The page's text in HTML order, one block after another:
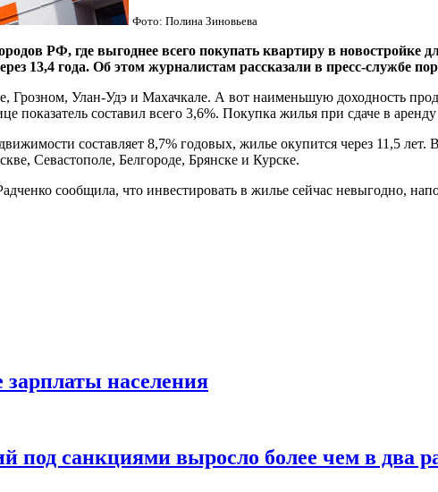
Фото: Полина Зиновьева
РФ, где выгоднее всего покупать квартиру в новостройке
13,4 года. Об этом журналистам рассказали в пресс-службе
Грозном, Улан-Удэ и Махачкале. А вот наименьшую доходность
составил всего 3,6%. Покупка жилья при сдаче в аренду
составляет 8,7% годовых, жилье окупится через 11,5
Севастополе, Белгороде, Брянске и Курске.
сообщила, что инвестировать в жилье сейчас невыгодно,
населения
под санкциями выросло более чем в два